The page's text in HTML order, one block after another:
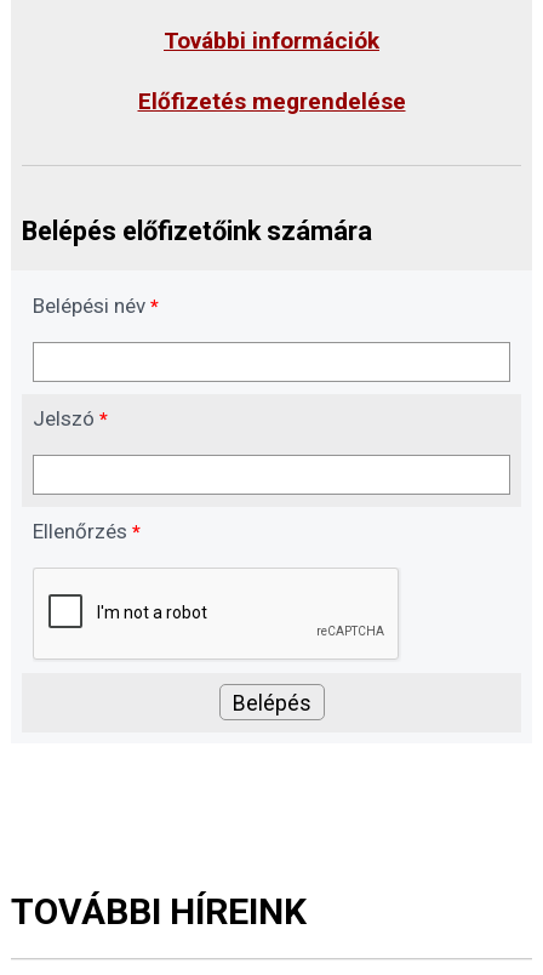
További információk
Előfizetés megrendelése
Belépés előfizetőink számára
Belépési név *
Jelszó *
Ellenőrzés *
TOVÁBBI HÍREINK